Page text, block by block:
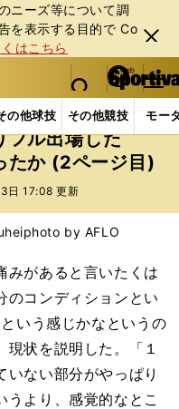
ニーズ等について調
を表⽰する⽬的で Co
はこちら
閉じ
る
web Sportiva (webスポルティーバ)
検索
マイペ
ー
ジ
メニュ
の他球技 その他競技 モー
ッカー 海外サッカー
フル出場した
たか (2ページ目)
日 17:08 更新
photo by AFLO
みがあると言いたくは
のコンディションとい
いう感じかなというの
状を説明した。「１
ない部分がやっぱり
うより、感覚的なとこ